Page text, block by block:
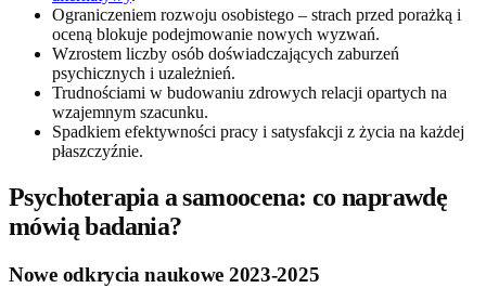
Ograniczeniem rozwoju osobistego – strach przed porażką i
oceną blokuje podejmowanie nowych wyzwań.
Wzrostem liczby osób doświadczających zaburzeń
psychicznych i uzależnień.
Trudnościami w budowaniu zdrowych relacji opartych na
wzajemnym szacunku.
Spadkiem efektywności pracy i satysfakcji z życia na każdej
płaszczyźnie.
Psychoterapia a samoocena: co naprawdę
mówią badania?
Nowe odkrycia naukowe 2023-2025